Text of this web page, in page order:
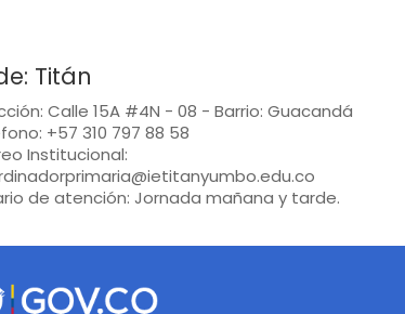
Titán
Calle 15A #4N - 08 - Barrio: Guacandá
+57 310 797 88 58
Institucional:
de atención: Jornada mañana y tarde.